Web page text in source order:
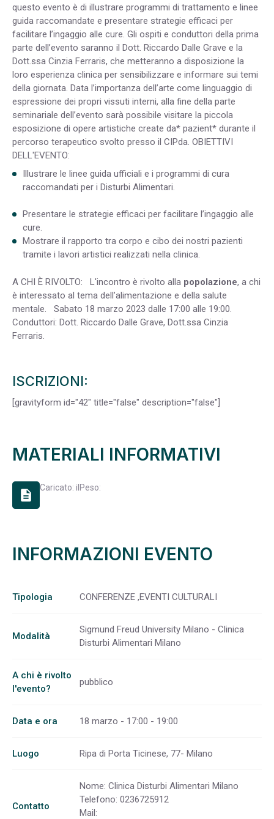
questo evento è di illustrare programmi di trattamento e linee
guida raccomandate e presentare strategie efficaci per
facilitare l’ingaggio alle cure. Gli ospiti e conduttori della prima
parte dell’evento saranno il Dott. Riccardo Dalle Grave e la
Dott.ssa Cinzia Ferraris, che metteranno a disposizione la
loro esperienza clinica per sensibilizzare e informare sui temi
della giornata. Data l’importanza dell’arte come linguaggio di
espressione dei propri vissuti interni, alla fine della parte
seminariale dell’evento sarà possibile visitare la piccola
esposizione di opere artistiche create da* pazient* durante il
percorso terapeutico svolto presso il CIPda. OBIETTIVI
DELL'EVENTO:
Illustrare le linee guida ufficiali e i programmi di cura
raccomandati per i Disturbi Alimentari.
Presentare le strategie efficaci per facilitare l’ingaggio alle
cure.
Mostrare il rapporto tra corpo e cibo dei nostri pazienti
tramite i lavori artistici realizzati nella clinica.
A CHI È RIVOLTO: L'incontro è rivolto alla popolazione, a chi
è interessato al tema dell’alimentazione e della salute
mentale.
Sabato 18 marzo 2023 dalle 17:00 alle 19:00.
Conduttori: Dott. Riccardo Dalle Grave, Dott.ssa Cinzia
Ferraris.
ISCRIZIONI:
[gravityform id="42" title="false" description="false"]
MATERIALI INFORMATIVI
description Caricato: il Peso:
INFORMAZIONI EVENTO
Tipologia CONFERENZE ,EVENTI CULTURALI
Modalità
Sigmund Freud University Milano - Clinica
Disturbi Alimentari Milano
A chi è rivolto
l'evento?
pubblico
Data e ora 18 marzo - 17:00 - 19:00
Luogo Ripa di Porta Ticinese, 77- Milano
Contatto
Nome: Clinica Disturbi Alimentari Milano
Telefono: 0236725912
Mail: